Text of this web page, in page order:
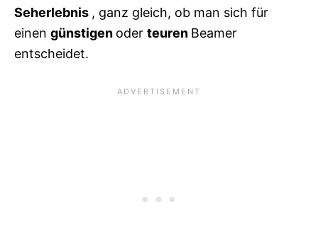
Seherlebnis , ganz gleich, ob man sich für
einen günstigen oder teuren Beamer
entscheidet.